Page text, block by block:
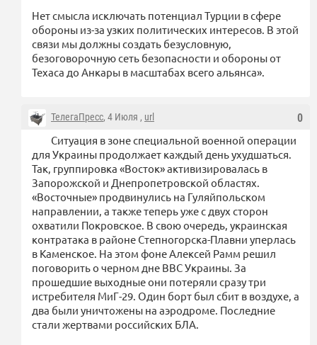
Нет смысла исключать потенциал Турции в сфере
обороны из-за узких политических интересов. В этой
связи мы должны создать безусловную,
безоговорочную сеть безопасности и обороны от
Техаса до Анкары в масштабах всего альянса».
0
ТелегаПресс, 4 Июля , url
Ситуация в зоне специальной военной операции
для Украины продолжает каждый день ухудшаться.
Так, группировка «Восток» активизировалась в
Запорожской и Днепропетровской областях.
«Восточные» продвинулись на Гуляйпольском
направлении, а также теперь уже с двух сторон
охватили Покровское. В свою очередь, украинская
контратака в районе Степногорска-Плавни уперлась
в Каменское. На этом фоне Алексей Рамм решил
поговорить о черном дне ВВС Украины. За
прошедшие выходные они потеряли сразу три
истребителя МиГ-29. Один борт был сбит в воздухе, а
два были уничтожены на аэродроме. Последние
стали жертвами российских БЛА.